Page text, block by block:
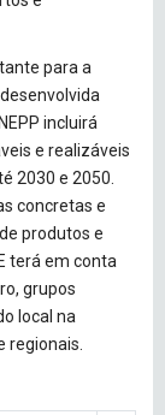
para a
incluirá
e realizáveis
2030 e 2050.
concretas e
produtos e
terá em conta
grupos
local na
regionais.